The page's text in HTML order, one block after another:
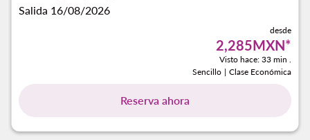
Salida 16/08/2026
desde
2,285MXN*
Visto hace: 33 min .
Sencillo | Clase Económica
Reserva ahora